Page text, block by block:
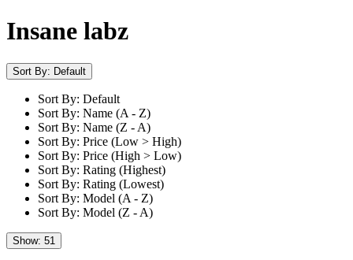
Insane labz
Sort By: Default
Sort By: Default
Sort By: Name (A - Z)
Sort By: Name (Z - A)
Sort By: Price (Low > High)
Sort By: Price (High > Low)
Sort By: Rating (Highest)
Sort By: Rating (Lowest)
Sort By: Model (A - Z)
Sort By: Model (Z - A)
Show: 51